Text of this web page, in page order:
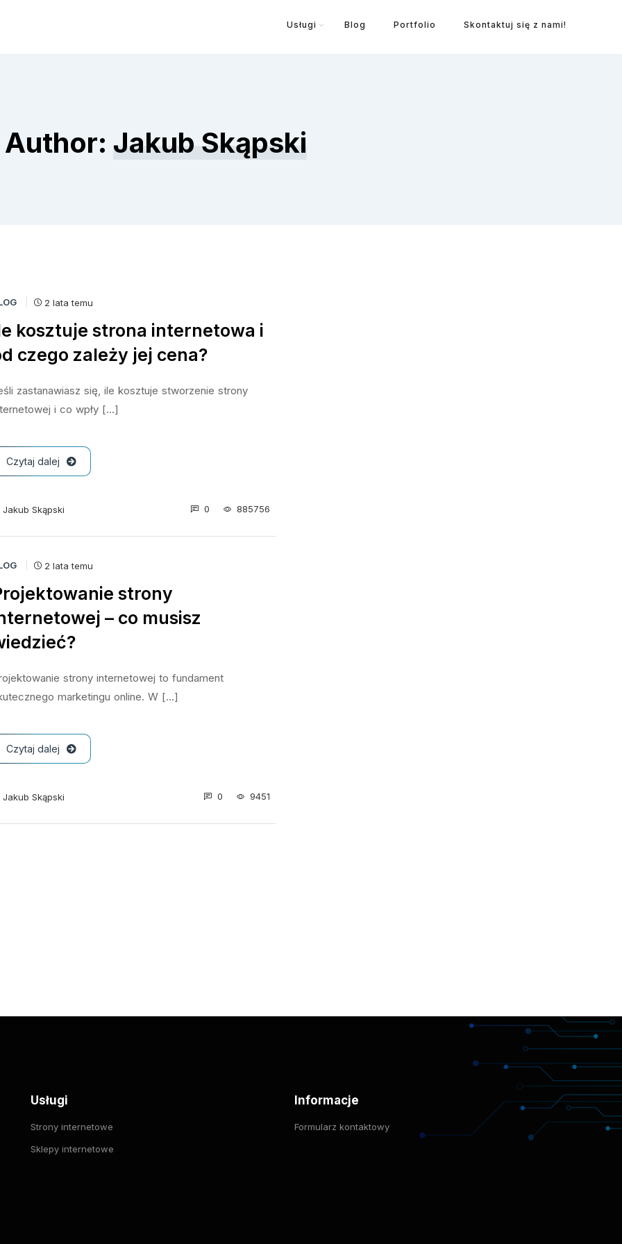
Usługi Blog Portfolio Skontaktuj się z nami!
Author: Jakub Skąpski
2 lata temu
kosztuje strona internetowa i
czego zależy jej cena?
zastanawiasz się, ile kosztuje stworzenie strony
i co wpły [...]
Jakub Skąpski 0 885756
Czytaj dalej
2 lata temu
strony
– co musisz
strony internetowej to fundament
marketingu online. W [...]
Jakub Skąpski 0 9451
Czytaj dalej
Usługi
Strony internetowe
Sklepy internetowe
Informacje
Formularz kontaktowy